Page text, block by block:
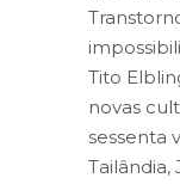
Tito
novas
sessenta
Tailândia,